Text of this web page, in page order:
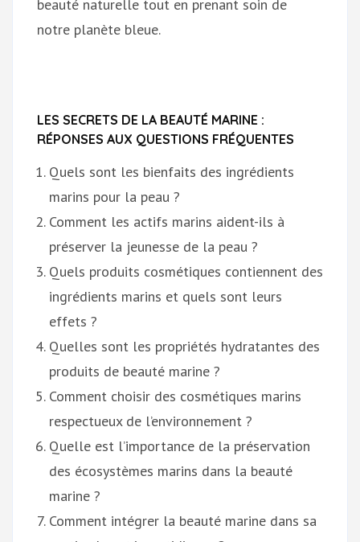
beauté naturelle tout en prenant soin de
notre planète bleue.
LES SECRETS DE LA BEAUTÉ MARINE :
RÉPONSES AUX QUESTIONS FRÉQUENTES
Quels sont les bienfaits des ingrédients
marins pour la peau ?
Comment les actifs marins aident-ils à
préserver la jeunesse de la peau ?
Quels produits cosmétiques contiennent des
ingrédients marins et quels sont leurs
effets ?
Quelles sont les propriétés hydratantes des
produits de beauté marine ?
Comment choisir des cosmétiques marins
respectueux de l’environnement ?
Quelle est l’importance de la préservation
des écosystèmes marins dans la beauté
marine ?
Comment intégrer la beauté marine dans sa